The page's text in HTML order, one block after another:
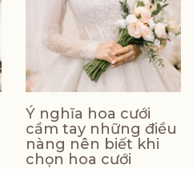
Ý nghĩa hoa cưới
cầm tay những điều
nàng nên biết khi
chọn hoa cưới